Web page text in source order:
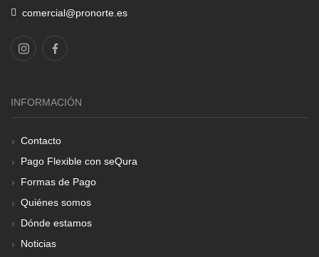
comercial@pronorte.es
INFORMACIÓN
Contacto
Pago Flexible con seQura
Formas de Pago
Quiénes somos
Dónde estamos
Noticias